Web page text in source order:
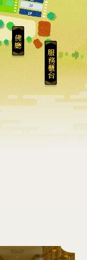
佛廳
服務櫃台